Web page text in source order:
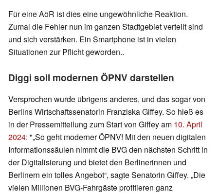
Für eine AöR ist dies eine ungewöhnliche Reaktion.
Zumal die Fehler nun im ganzen Stadtgebiet verteilt sind
und sich verstärken. Ein Smartphone ist in vielen
Situationen zur Pflicht geworden..
Diggi soll modernen ÖPNV darstellen
Versprochen wurde übrigens anderes, und das sogar von
Berlins Wirtschaftssenatorin Franziska Giffey. So hieß es
in der Pressemitteilung zum Start von Giffey am 10. April
2024: "„So geht moderner ÖPNV! Mit den neuen digitalen
Informationssäulen nimmt die BVG den nächsten Schritt in
der Digitalisierung und bietet den Berlinerinnen und
Berlinern ein tolles Angebot“, sagte Senatorin Giffey. „Die
vielen Millionen BVG-Fahrgäste profitieren ganz